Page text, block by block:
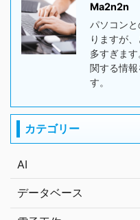
Ma2n2n
パソコン
りますが
多すぎま
関する情
す。
カテゴリー
AI
データベース